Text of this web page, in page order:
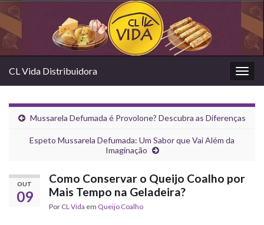
CL Vida Distribuidora
Mussarela Defumada é Provolone? Descubra as Diferenças
Espeto Mussarela Defumada: Um Sabor que Vai Além da
Imaginação
OUT
09
Como Conservar o Queijo Coalho por
Mais Tempo na Geladeira?
Por CL Vida em Queijo Coalho